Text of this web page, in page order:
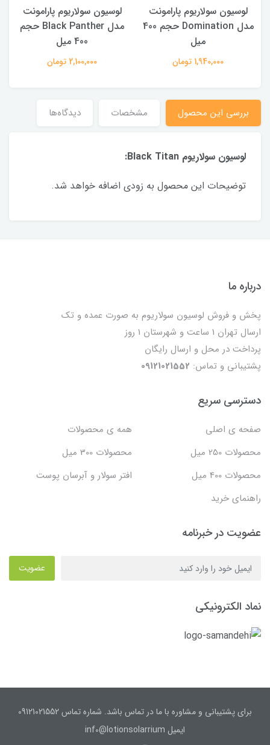
لوسیون سولاریوم پارامونت
مدل Domination حجم 400
میل
1,940,000 تومان
لوسیون سولاریوم پارامونت
مدل Black Panther حجم
400 میل
2,100,000 تومان
بررسی این محصول مشخصات دیدگاه‌ها
لوسیون سولاریوم Black Titan:
توضیحات این محصول به زودی اضافه خواهد شد.
درباره ما
پخش و فروش لوسیون سولاریوم به صورت عمده و تک
ارسال تهران 1 ساعت و شهرستان 1 روز
پرداخت در محل و ارسال رایگان
پشتیبانی و تماس: 09121021552
دسترسی سریع
صفحه ی اصلی
همه ی محصولات
محصولات 250 میل
محصولات 300 میل
محصولات 400 میل
افتر سولار و آبرسان پوست
راهنمای خرید
عضویت در خبرنامه
عضویت
نماد الکترونیکی
برای پشتیبانی و مشاوره با ما در تماس باشد. شماره تماس 09121021552
ایمیل inf0@lotionsolarrium